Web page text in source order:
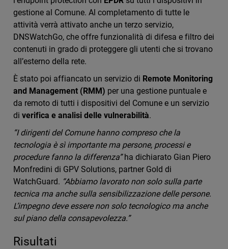
gestione al Comune. Al completamento di tutte le
attività verrà attivato anche un terzo servizio,
DNSWatchGo, che offre funzionalità di difesa e filtro dei
contenuti in grado di proteggere gli utenti che si trovano
all’esterno della rete.
È stato poi affiancato un servizio di Remote Monitoring
and Management (RMM) per una gestione puntuale e
da remoto di tutti i dispositivi del Comune e un servizio
di verifica e analisi delle vulnerabilità.
“I dirigenti del Comune hanno compreso che la
tecnologia è sì importante ma persone, processi e
procedure fanno la differenza”ha dichiarato Gian Piero
Monfredini di GPV Solutions, partner Gold di
WatchGuard. “Abbiamo lavorato non solo sulla parte
tecnica ma anche sulla sensibilizzazione delle persone.
L’impegno deve essere non solo tecnologico ma anche
sul piano della consapevolezza.”
Risultati